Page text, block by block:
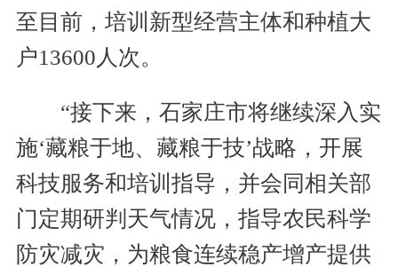
至目前，培训新型经营主体和种植大
户13600人次。
“接下来，石家庄市将继续深入实
施‘藏粮于地、藏粮于技’战略，开展
科技服务和培训指导，并会同相关部
门定期研判天气情况，指导农民科学
防灾减灾，为粮食连续稳产增产提供